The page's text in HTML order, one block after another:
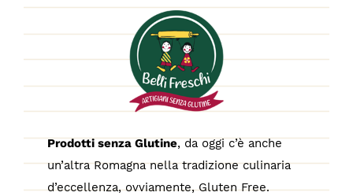
Prodotti senza Glutine, da oggi c’è anche
un’altra Romagna nella tradizione culinaria
d’eccellenza, ovviamente, Gluten Free.